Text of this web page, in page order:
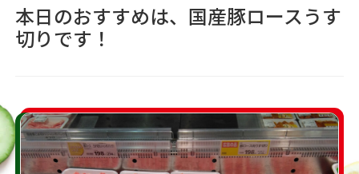
本日のおすすめは、国産豚ロースうす
切りです！